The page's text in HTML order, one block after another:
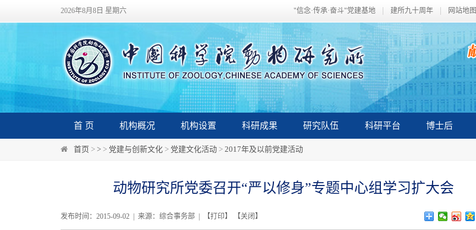
2026年8月8日 星期六 "信念·传承·奋斗"党建基地 建所九十周年 网站地图
首 页 机构概况 机构设置 科研成果 研究队伍 科研平台 博士后
首页 > > > 党建与创新文化 > 党建文化活动 > 2017年及以前党建活动
动物研究所党委召开“严以修身”专题中心组学习扩大会
发布时间：2015-09-02 | 来源：综合事务部 | 【打印】 【关闭 】